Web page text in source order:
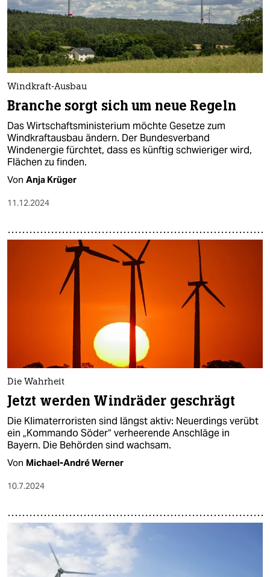
Windkraft-Ausbau
Branche sorgt sich um neue Regeln
Das Wirtschaftsministerium möchte Gesetze zum
Windkraftausbau ändern. Der Bundesverband
Windenergie fürchtet, dass es künftig schwieriger wird,
Flächen zu finden.
Von Anja Krüger
11.12.2024
Die Wahrheit
Jetzt werden Windräder geschrägt
Die Klimaterroristen sind längst aktiv: Neuerdings verübt
ein „Kommando Söder“ verheerende Anschläge in
Bayern. Die Behörden sind wachsam.
Von Michael-André Werner
10.7.2024